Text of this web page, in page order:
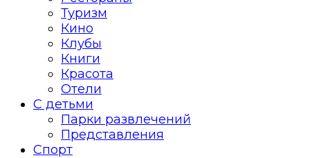
Туризм
Кино
Клубы
Книги
Красота
Отели
С детьми
Парки развлечений
Представления
Спорт